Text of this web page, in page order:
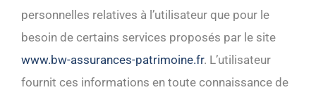
personnelles relatives à l’utilisateur que pour le
besoin de certains services proposés par le site
www.bw-assurances-patrimoine.fr. L’utilisateur
fournit ces informations en toute connaissance de